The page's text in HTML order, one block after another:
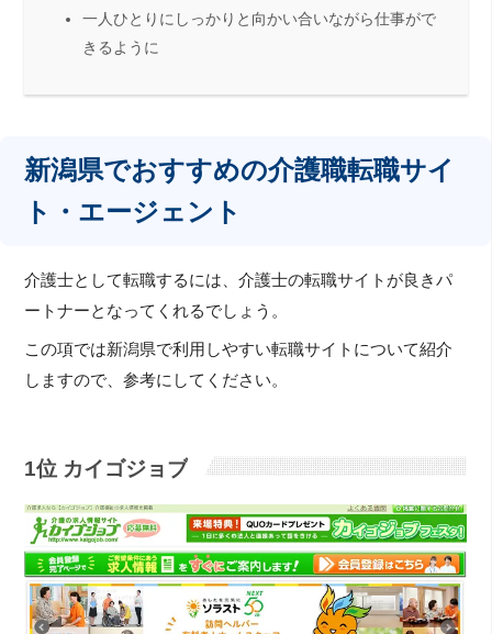
一人ひとりにしっかりと向かい合いながら仕事がで
きるように
新潟県でおすすめの介護職転職サイ
ト・エージェント
介護士として転職するには、介護士の転職サイトが良きパ
ートナーとなってくれるでしょう。
この項では新潟県で利用しやすい転職サイトについて紹介
しますので、参考にしてください。
1位 カイゴジョブ